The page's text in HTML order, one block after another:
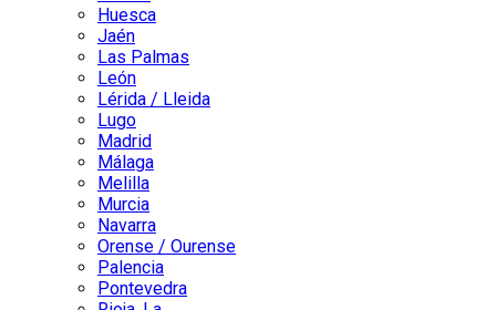
Huesca
Jaén
Las Palmas
León
Lérida / Lleida
Lugo
Madrid
Málaga
Melilla
Murcia
Navarra
Orense / Ourense
Palencia
Pontevedra